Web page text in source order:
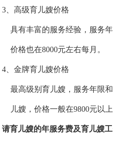
3、高级育儿嫂价格
具有丰富的服务经验，服务
价格也在8000元左右每月。
4、金牌育儿嫂价格
最高级别育儿嫂，服务年限
儿嫂，价格一般在9800元以上
请育儿嫂的年服务费及育儿嫂